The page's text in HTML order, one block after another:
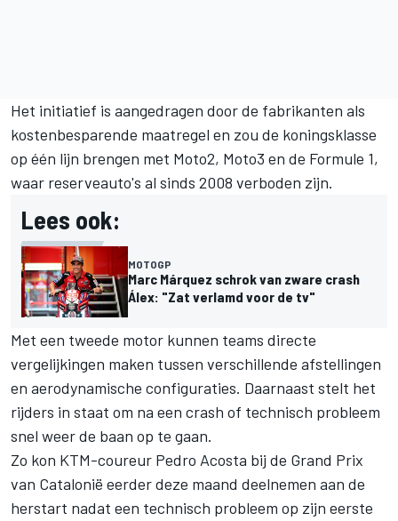
Het initiatief is aangedragen door de fabrikanten als
kostenbesparende maatregel en zou de koningsklasse
op één lijn brengen met Moto2, Moto3 en de Formule 1,
waar reserveauto's al sinds 2008 verboden zijn.
Lees ook:
MOTOGP
Marc Márquez schrok van zware crash
Álex: "Zat verlamd voor de tv"
Met een tweede motor kunnen teams directe
vergelijkingen maken tussen verschillende afstellingen
en aerodynamische configuraties. Daarnaast stelt het
rijders in staat om na een crash of technisch probleem
snel weer de baan op te gaan.
Zo kon KTM-coureur Pedro Acosta bij de Grand Prix
van Catalonië eerder deze maand deelnemen aan de
herstart nadat een technisch probleem op zijn eerste